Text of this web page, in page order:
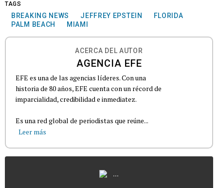
TAGS
BREAKING NEWS JEFFREY EPSTEIN
FLORIDA
PALM BEACH
MIAMI
ACERCA DEL AUTOR
AGENCIA EFE
EFE es una de las agencias líderes. Con una
historia de 80 años, EFE cuenta con un récord de
imparcialidad, credibilidad e inmediatez.
Es una red global de periodistas que reúne...
Leer más
...